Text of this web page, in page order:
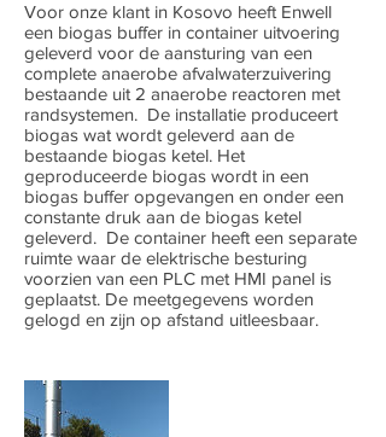
Voor onze klant in Kosovo heeft Enwell
een biogas buffer in container uitvoering
geleverd voor de aansturing van een
complete anaerobe afvalwaterzuivering
bestaande uit 2 anaerobe reactoren met
randsystemen. De installatie produceert
biogas wat wordt geleverd aan de
bestaande biogas ketel. Het
geproduceerde biogas wordt in een
biogas buffer opgevangen en onder een
constante druk aan de biogas ketel
geleverd. De container heeft een separate
ruimte waar de elektrische besturing
voorzien van een PLC met HMI panel is
geplaatst. De meetgegevens worden
gelogd en zijn op afstand uitleesbaar.